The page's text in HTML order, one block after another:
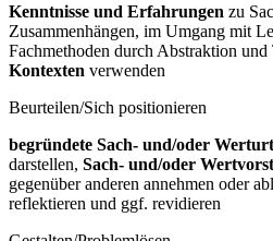
Kenntnisse und Erfahrungen zu
Zusammenhängen, im Umgang mit
Fachmethoden durch Abstraktion und
Kontexten verwenden
Beurteilen/Sich positionieren
begründete Sach- und/oder
darstellen, Sach- und/oder
gegenüber anderen annehmen oder
reflektieren und ggf. revidieren